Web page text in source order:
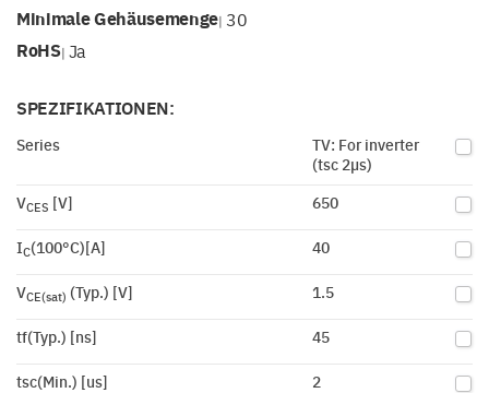
Minimale Gehäusemenge| 30
RoHS| Ja
SPEZIFIKATIONEN:
Series
TV: For inverter
(tsc 2µs)
VCES [V] 650
IC(100°C)[A] 40
VCE(sat) (Typ.) [V] 1.5
tf(Typ.) [ns] 45
tsc(Min.) [us] 2